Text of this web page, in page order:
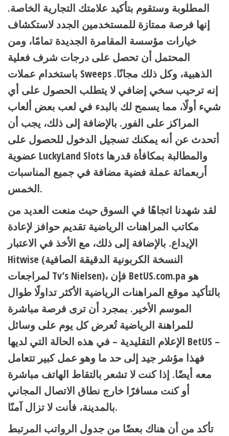
المطلوبة وستقوم بتأكيد علامتك التجارية الخاصة.
إنها فرصة ممتازة للمستخدمين الجدد لاستكشاف
خيارات مؤسسة المقامرة الجديدة تمامًا، ومن
المحتمل أن تحصل على درجات شرف فعلية
باستخدام عملات Sweeps الذهبية، وكل ذلك مجانًا.
إنه ترحيب سخي إضافي لا يتطلب الحصول على أي
شيء أولًا، مما يسمح لك بالبدء في لعب بعض ألعاب
المراكز على الفور. بالإضافة إلى ذلك، يجب أن
أتحدث عن أنه يمكنك تسجيل الدخول للحصول على
عضوية LuckyLand Slots والمطالبة بمكافأة قدرها
أربعمائة عملة فضية مضافة في جميع المناسبات
الخمس.
لقد شهدنا اتجاهًا في السوق حيث منعت العديد من
مكاتب المراهنات الرياضية تقديم حوافز لإعادة
الإيداع. بالإضافة إلى ذلك، مع الأخذ في الاعتبار
Hitwise (النسخة الكربونية الدقيقة الصافية
لمراجعات Tv’s Nielsen)، فإن BetUS.com.pa هو
بالتأكيد موقع المراهنات الرياضية الأكثر تداولًا طوال
الموسم الأخير. بمجرد أن ترى فرصة مباشرة
للمراهنة الرياضية تُعرض كل يوم على وسائل
الإعلام التقليدية – في هذه الحالة التي لديها BetUS –
فهذا مؤشر جيد إلى حد ما وهو عمل كبير تتعامل
معه أيضًا. إذا كنت لا تشعر بالتقاط الهاتف مباشرة
أو كنت مسافرًا خارج نطاق الاتصال المجاني
بالمدينة، فأنت لا تزال آمنًا.
تأكد من أن هناك بعضًا من جدول الرواتب المرتبط